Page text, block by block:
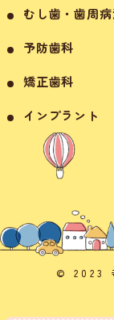
むし歯・歯周
予防歯科
矯正歯科
インプラント
© 2023